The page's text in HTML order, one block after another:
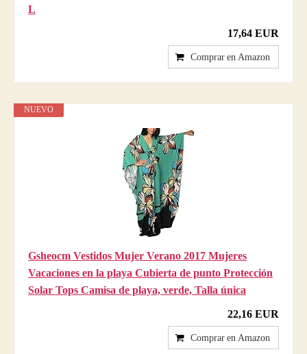
L
17,64 EUR
Comprar en Amazon
NUEVO
Gsheocm Vestidos Mujer Verano 2017 Mujeres
Vacaciones en la playa Cubierta de punto Protección
Solar Tops Camisa de playa, verde, Talla única
22,16 EUR
Comprar en Amazon